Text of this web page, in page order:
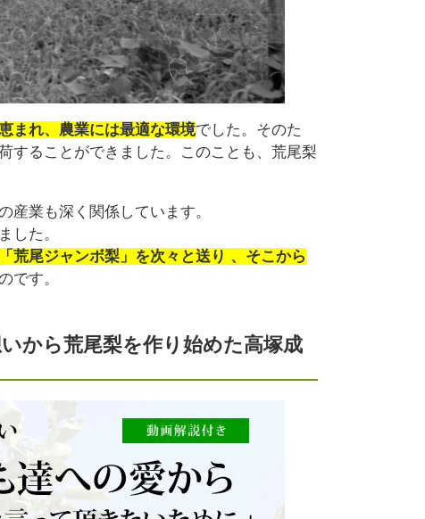
まれ、農業には最適な環境でした。そのた
することができました。このことも、荒尾梨
産業も深く関係しています。
した。
荒尾ジャンボ梨」を次々と送り 、そこから
です。
から荒尾梨を作り始めた高塚成